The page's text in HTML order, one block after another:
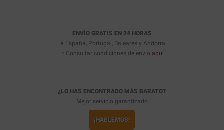
ENVÍO GRATIS EN 24 HORAS
a España, Portugal, Baleares y Andorra
* Consultar condiciones de envío aquí
¿LO HAS ENCONTRADO MÁS BARATO?
Mejor servicio garantizado
¡HABLEMOS!